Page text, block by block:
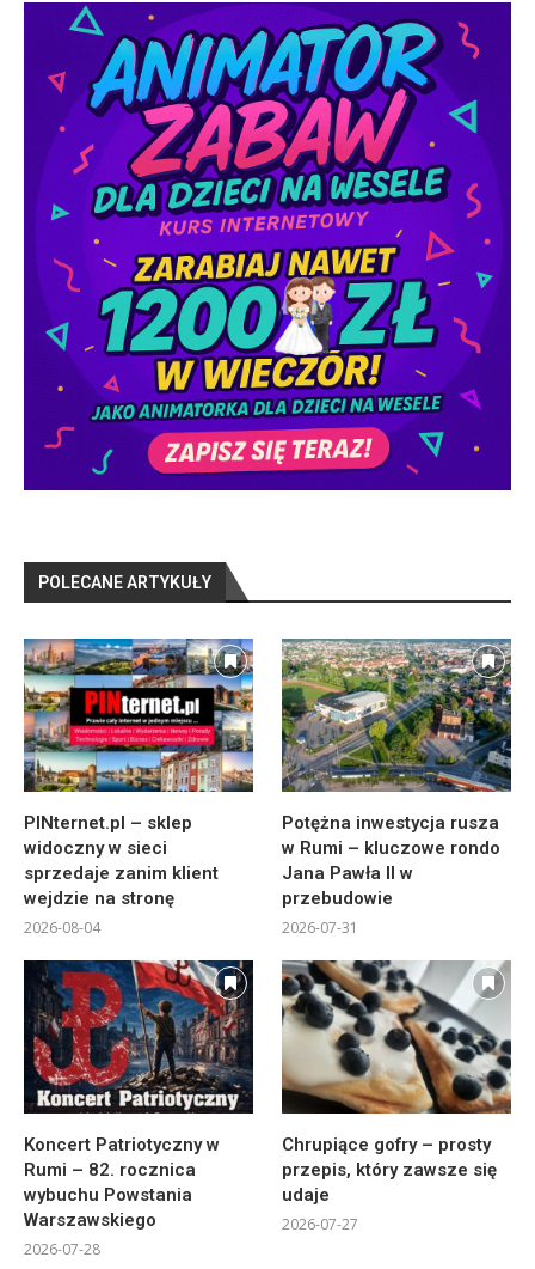
POLECANE ARTYKUŁY
PINternet.pl – sklep
widoczny w sieci
sprzedaje zanim klient
wejdzie na stronę
2026-08-04
Potężna inwestycja rusza
w Rumi – kluczowe rondo
Jana Pawła II w
przebudowie
2026-07-31
Koncert Patriotyczny w
Rumi – 82. rocznica
wybuchu Powstania
Warszawskiego
2026-07-28
Chrupiące gofry – prosty
przepis, który zawsze się
udaje
2026-07-27